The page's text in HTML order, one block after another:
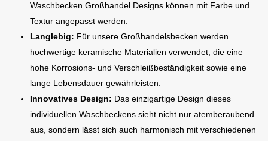
Waschbecken Großhandel Designs können mit Farbe und
Textur angepasst werden.
Langlebig: Für unsere Großhandelsbecken werden
hochwertige keramische Materialien verwendet, die eine
hohe Korrosions- und Verschleißbeständigkeit sowie eine
lange Lebensdauer gewährleisten.
Innovatives Design: Das einzigartige Design dieses
individuellen Waschbeckens sieht nicht nur atemberaubend
aus, sondern lässt sich auch harmonisch mit verschiedenen